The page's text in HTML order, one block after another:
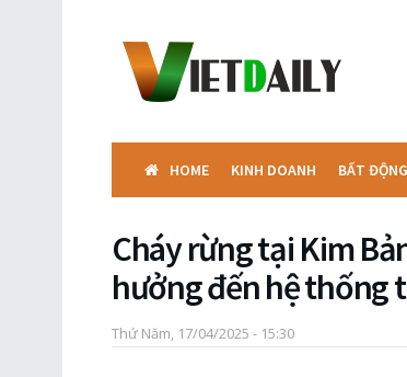
HOME KINH DOANH BẤT
Cháy rừng tại Kim
hưởng đến hệ thống
Thứ Năm, 17/04/2025 - 15:30